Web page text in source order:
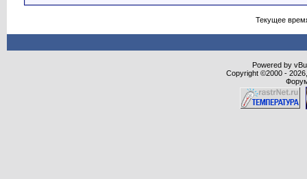
Текущее
Powered by
Copyright ©2000 -